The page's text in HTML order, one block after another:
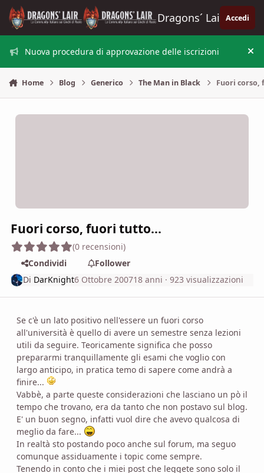
Vai al contenuto
Dragons´ Lair Accedi
Nuova procedura di approvazione delle iscrizioni
Home Blog Generico The Man in Black Fuori
Fuori corso, fuori tutto...
(0 recensioni)
Condividi
Follower
Di DarKnight6 Ottobre 200718 anni · 923 visualizzazioni
Se c'è un lato positivo nell'essere un fuori corso
all'università è quello di avere un semestre senza lezioni
utili da seguire. Teoricamente significa che posso
prepararmi tranquillamente gli esami che voglio con
largo anticipo, in pratica temo di sapere come andrà a
finire...
Vabbè, a parte queste considerazioni che lasciano un pò il
tempo che trovano, era da tanto che non postavo sul blog.
E' un buon segno, infatti vuol dire che avevo qualcosa di
meglio da fare...
In realtà sto postando poco anche sul forum, ma seguo
comunque assiduamente i topic come sempre.
Tenendo in conto che i miei post che leggete sono solo il